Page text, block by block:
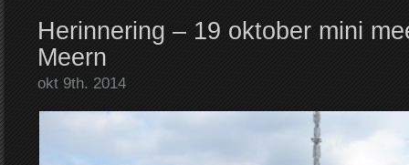
Herinnering – 19 oktober mini
Meern
okt 9th. 2014